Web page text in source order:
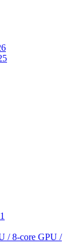
/ 8-core GPU /